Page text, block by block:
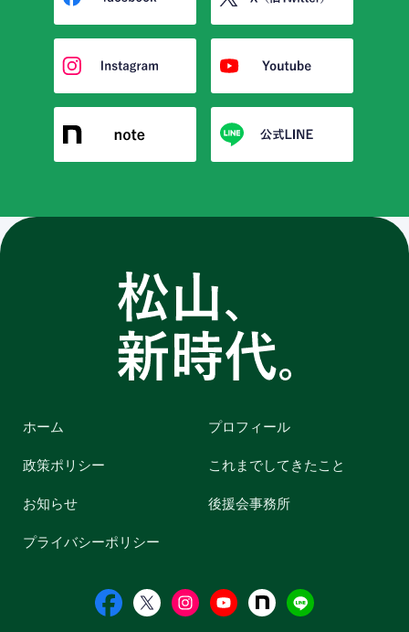
ホーム プロフィール
政策ポリシー これまでしてきたこと
お知らせ 後援会事務所
プライバシーポリシー